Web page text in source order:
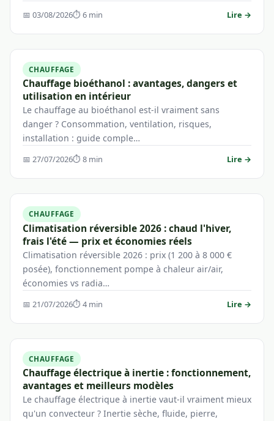
📅 03/08/2026⏱ 6 min Lire →
CHAUFFAGE
Chauffage bioéthanol : avantages, dangers et
utilisation en intérieur
Le chauffage au bioéthanol est-il vraiment sans
danger ? Consommation, ventilation, risques,
installation : guide comple…
📅 27/07/2026⏱ 8 min Lire →
CHAUFFAGE
Climatisation réversible 2026 : chaud l'hiver,
frais l'été — prix et économies réels
Climatisation réversible 2026 : prix (1 200 à 8 000 €
posée), fonctionnement pompe à chaleur air/air,
économies vs radia…
📅 21/07/2026⏱ 4 min Lire →
CHAUFFAGE
Chauffage électrique à inertie : fonctionnement,
avantages et meilleurs modèles
Le chauffage électrique à inertie vaut-il vraiment mieux
qu'un convecteur ? Inertie sèche, fluide, pierre,